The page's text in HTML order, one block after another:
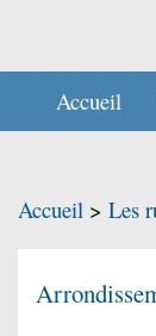
Accueil
Accueil > Les